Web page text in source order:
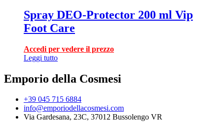
Spray DEO-Protector 200 ml Vip
Foot Care
Accedi per vedere il prezzo
Leggi tutto
Emporio della Cosmesi
+39 045 715 6884
info@emporiodellacosmesi.com
Via Gardesana, 23C, 37012 Bussolengo VR